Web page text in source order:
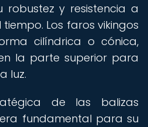
y resistencia a
Los faros vikingos
cilíndrica o cónica,
la parte superior para
luz.
de las balizas
fundamental para su